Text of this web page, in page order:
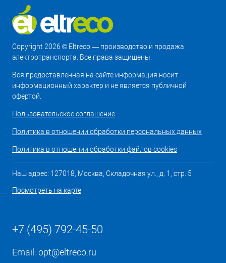
Copyright 2026 © Eltreco — производство и продажа
электротранспорта. Все права защищены.
Вся предоставленная на сайте информация носит
информационный характер и не является публичной
офертой.
Пользовательское соглашение
Политика в отношении обработки персональных данных
Политика в отношении обработки файлов cookies
Наш адрес: 127018, Москва, Складочная ул., д. 1, стр. 5
Посмотреть на карте
+7 (495) 792-45-50
Email: opt@eltreco.ru